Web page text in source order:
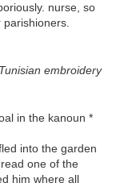
nurse, so
embroidery
in the kanoun *
into the garden
one of the
him where all